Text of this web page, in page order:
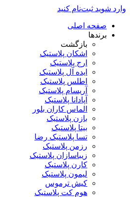
وارد شوید ثبت‌نام کنید
صفحه اصلی
برندها
بازگشت
اشکان پلاستیک
ارج پلاستیک
ایده آل پلاستیک
اطلس پلاستیک
آریسام پلاستیک
آپادانا پلاستیک
الماس کاران بلور
بازن پلاستیک
بیتا پلاستیک
تسا پلاستیک رضا
رزمن پلاستیک
زیباسازان پلاستیک
کارن پلاستیک
لیمون پلاستیک
کیش ترموس
هوم کت پلاستیک